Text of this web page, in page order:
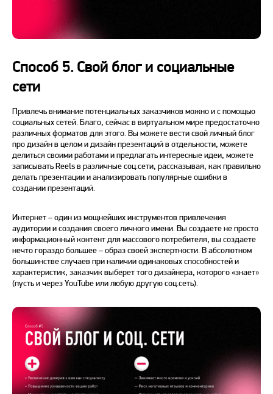
Способ 5. Свой блог и социальные
сети
Привлечь внимание потенциальных заказчиков можно и с помощью
социальных сетей. Благо, сейчас в виртуальном мире предостаточно
различных форматов для этого. Вы можете вести свой личный блог
про дизайн в целом и дизайн презентаций в отдельности, можете
делиться своими работами и предлагать интересные идеи, можете
записывать Reels в различные соц.сети, рассказывая, как правильно
делать презентации и анализировать популярные ошибки в
создании презентаций.
Интернет – один из мощнейших инструментов привлечения
аудитории и создания своего личного имени. Вы создаете не просто
информационный контент для массового потребителя, вы создаете
нечто гораздо большее – образ своей экспертности. В абсолютном
большинстве случаев при наличии одинаковых способностей и
характеристик, заказчик выберет того дизайнера, которого «знает»
(пусть и через YouTube или любую другую соц.сеть).